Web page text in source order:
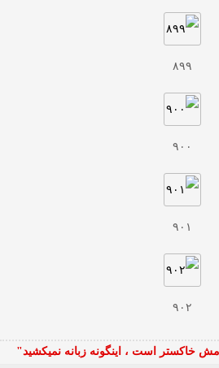
۸۹۹
۹۰۰
۹۰۱
۹۰۲
خاكستر است ، اينگونه زبانه نميكشيد"